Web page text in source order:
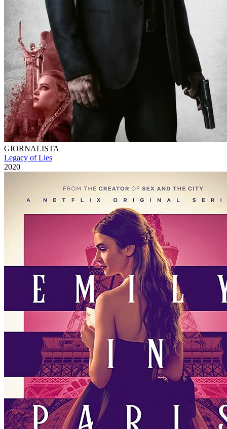
GIORNALISTA
Legacy of Lies
2020